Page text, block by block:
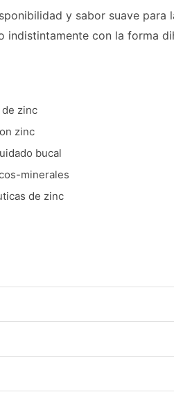
y sabor suave
indistintamente con la forma
zinc
zinc
bucal
minerales
de zinc